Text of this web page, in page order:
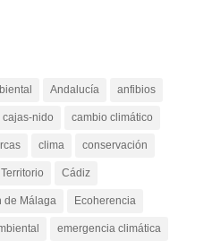
Andalucía anfibios
cajas-nido cambio climático
clima conservación
Cádiz
de Málaga Ecoherencia
emergencia climática